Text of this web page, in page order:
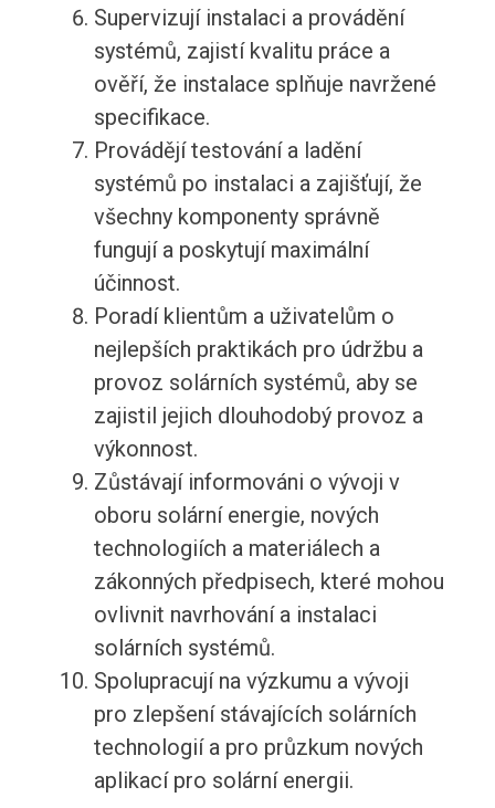
Supervizují instalaci a provádění
systémů, zajistí kvalitu práce a
ověří, že instalace splňuje navržené
specifikace.
Provádějí testování a ladění
systémů po instalaci a zajišťují, že
všechny komponenty správně
fungují a poskytují maximální
účinnost.
Poradí klientům a uživatelům o
nejlepších praktikách pro údržbu a
provoz solárních systémů, aby se
zajistil jejich dlouhodobý provoz a
výkonnost.
Zůstávají informováni o vývoji v
oboru solární energie, nových
technologiích a materiálech a
zákonných předpisech, které mohou
ovlivnit navrhování a instalaci
solárních systémů.
Spolupracují na výzkumu a vývoji
pro zlepšení stávajících solárních
technologií a pro průzkum nových
aplikací pro solární energii.